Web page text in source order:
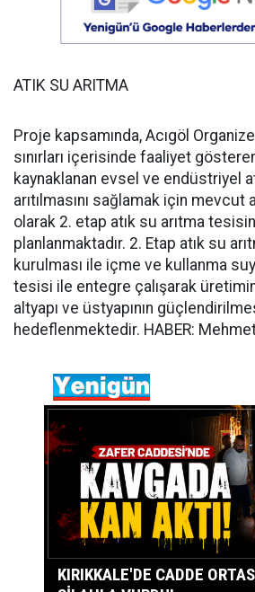
ATIK SU ARITMA
Proje kapsamında, Acıgöl
sınırları içerisinde faaliyet
kaynaklanan evsel ve endüstriyel
arıtılmasını sağlamak için mevcut
olarak 2. etap atık su arıtma
planlanmaktadır. 2. Etap atık su
kurulması ile içme ve kullanma
tesisi ile entegre çalışarak
altyapı ve üstyapının
hedeflenmektedir. HABER: